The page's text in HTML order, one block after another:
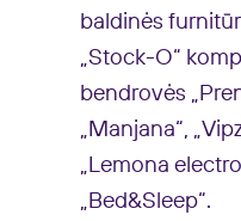
baldinės
„Stock-O“
bendrovės
„Manjana“,
„Lemona
„Bed&Sleep“.